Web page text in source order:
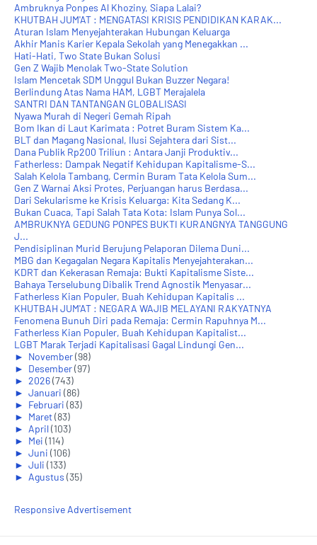
Ambruknya Ponpes Al Khoziny, Siapa Lalai?
KHUTBAH JUM'AT : MENGATASI KRISIS PENDIDIKAN KARAK...
Aturan Islam Menyejahterakan Hubungan Keluarga
Akhir Manis Karier Kepala Sekolah yang Menegakkan ...
Hati-Hati, Two State Bukan Solusi
Gen Z Wajib Menolak Two-State Solution
Islam Mencetak SDM Unggul Bukan Buzzer Negara!
Berlindung Atas Nama HAM, LGBT Merajalela
SANTRI DAN TANTANGAN GLOBALISASI
Nyawa Murah di Negeri Gemah Ripah
Bom Ikan di Laut Karimata : Potret Buram Sistem Ka...
BLT dan Magang Nasional, Ilusi Sejahtera dari Sist...
Dana Publik Rp200 Triliun : Antara Janji Produktiv...
Fatherless: Dampak Negatif Kehidupan Kapitalisme-S...
Salah Kelola Tambang, Cermin Buram Tata Kelola Sum...
Gen Z Warnai Aksi Protes, Perjuangan harus Berdasa...
Dari Sekularisme ke Krisis Keluarga: Kita Sedang K...
Bukan Cuaca, Tapi Salah Tata Kota: Islam Punya Sol...
AMBRUKNYA GEDUNG PONPES BUKTI KURANGNYA TANGGUNG
J...
Pendisiplinan Murid Berujung Pelaporan Dilema Duni...
MBG dan Kegagalan Negara Kapitalis Menyejahterakan...
KDRT dan Kekerasan Remaja: Bukti Kapitalisme Siste...
Bahaya Terselubung Dibalik Trend Agnostik Menyasar...
Fatherless Kian Populer, Buah Kehidupan Kapitalis ...
KHUTBAH JUM'AT : NEGARA WAJIB MELAYANI RAKYATNYA
Fenomena Bunuh Diri pada Remaja: Cermin Rapuhnya M...
Fatherless Kian Populer, Buah Kehidupan Kapitalist...
LGBT Marak Terjadi Kapitalisasi Gagal Lindungi Gen...
► November(98)
► Desember(97)
► 2026(743)
► Januari (86)
► Februari (83)
► Maret(83)
► April(103)
► Mei (114)
► Juni (106)
► Juli (133)
► Agustus (35)
Responsive Advertisement